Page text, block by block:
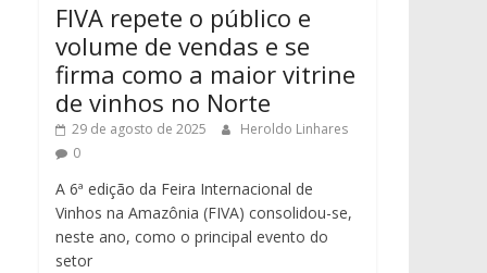
FIVA repete o público e
volume de vendas e se
firma como a maior vitrine
de vinhos no Norte
29 de agosto de 2025
Heroldo Linhares
0
A 6ª edição da Feira Internacional de
Vinhos na Amazônia (FIVA) consolidou-se,
neste ano, como o principal evento do
setor